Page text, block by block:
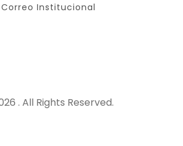
Correo Institucional
. All Rights Reserved.